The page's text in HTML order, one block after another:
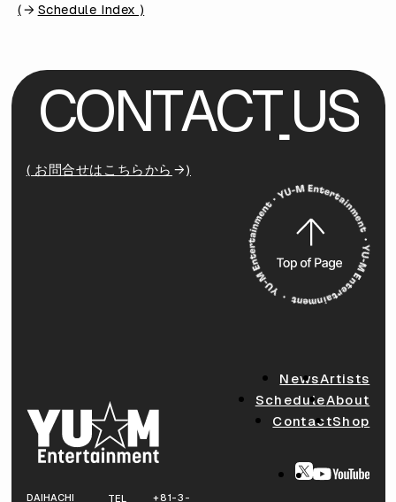
( Schedule Index )
CONTACT US
( お問合せはこちらから )
DAIHACHI TEL +81-3-
NewsArtists
ScheduleAbout
ContactShop